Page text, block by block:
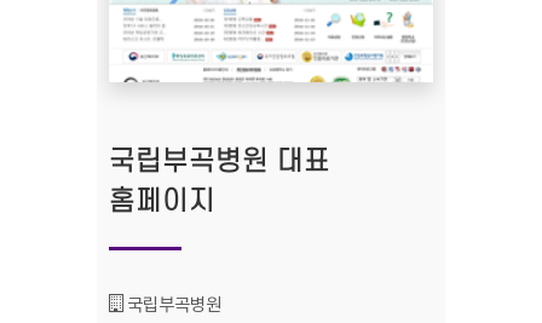
국립부곡병원 대표
홈페이지
기관명 :
국립부곡병원